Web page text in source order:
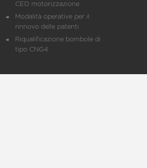
CED motorizzazione
Modalità operative per il
rinnovo delle patenti
Riqualificazione bombole di
tipo CNG4